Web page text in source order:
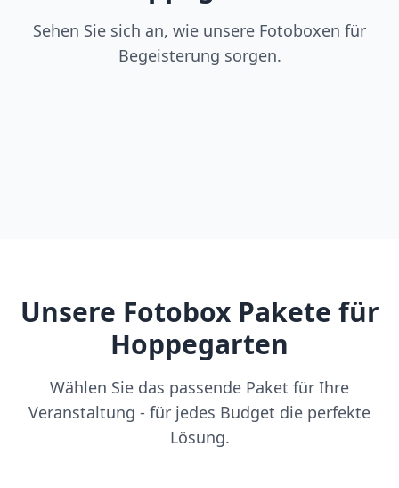
Sehen Sie sich an, wie unsere Fotoboxen für
Begeisterung sorgen.
Unsere Fotobox Pakete für
Hoppegarten
Wählen Sie das passende Paket für Ihre
Veranstaltung - für jedes Budget die perfekte
Lösung.